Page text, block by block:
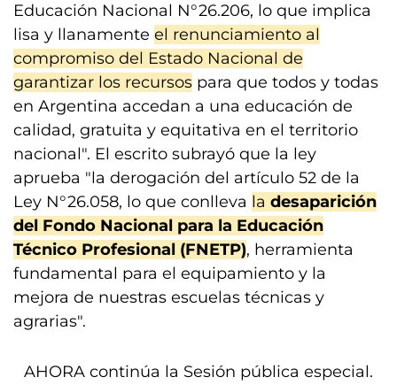
Educación Nacional N°26.206, lo que implica
lisa y llanamente el renunciamiento al
compromiso del Estado Nacional de
garantizar los recursos para que todos y todas
en Argentina accedan a una educación de
calidad, gratuita y equitativa en el territorio
nacional". El escrito subrayó que la ley
aprueba "la derogación del artículo 52 de la
Ley N°26.058, lo que conlleva la desaparición
del Fondo Nacional para la Educación
Técnico Profesional (FNETP), herramienta
fundamental para el equipamiento y la
mejora de nuestras escuelas técnicas y
agrarias".
AHORA continúa la Sesión pública especial.